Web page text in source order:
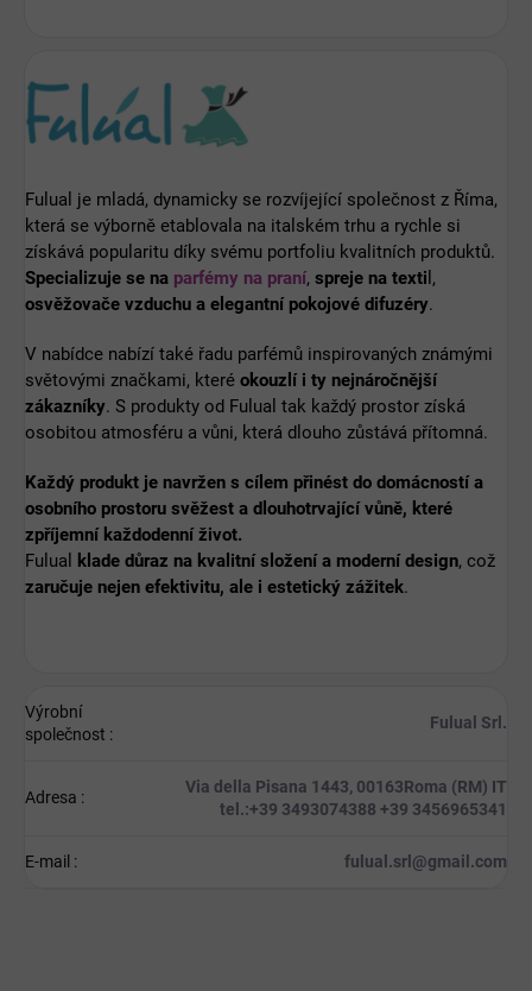
Fulual je mladá, dynamicky se rozvíjející společnost z Říma,
která se výborně etablovala na italském trhu a rychle si
získává popularitu díky svému portfoliu kvalitních produktů.
Specializuje se na parfémy na praní, spreje na texti l,
osvěžovače vzduchu a elegantní pokojové difuzéry.
V nabídce nabízí také řadu parfémů inspirovaných známými
světovými značkami, které okouzlí i ty nejnáročnější
zákazníky. S produkty od Fulual tak každý prostor získá
osobitou atmosféru a vůni, která dlouho zůstává přítomná.
Každý produkt je navržen s cílem přinést do domácností a
osobního prostoru svěžest a dlouhotrvající vůně, které
zpříjemní každodenní život.
Fulual
klade důraz na kvalitní složení a moderní design, což
zaručuje nejen efektivitu, ale i estetický zážitek.
Výrobní
společnost :
Fulual Srl.
Adresa :
Via della Pisana 1443, 00163Roma (RM) IT
tel.:+39 3493074388 +39 3456965341
E-mail : fulual.srl@gmail.com